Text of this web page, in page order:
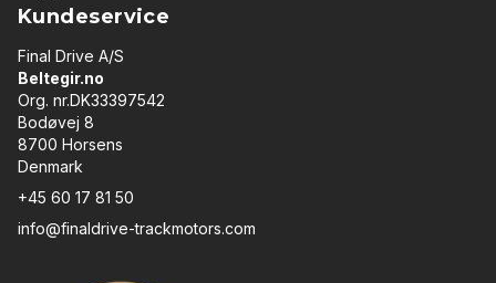
Kundeservice
Final Drive A/S
Beltegir.no
Org. nr.DK33397542
Bodøvej 8
8700 Horsens
Denmark
+45 60 17 81 50
info@finaldrive-trackmotors.com